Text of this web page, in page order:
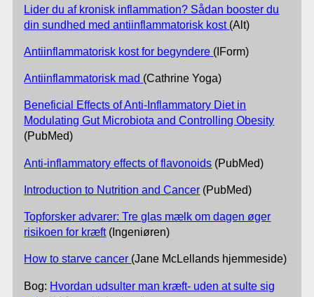
Lider du af kronisk inflammation? Sådan booster du
din sundhed med antiinflammatorisk kost (Alt)
Antiinflammatorisk kost for begyndere (IForm)
Antiinflammatorisk mad (Cathrine Yoga)
Beneficial Effects of Anti-Inflammatory Diet in
Modulating Gut Microbiota and Controlling Obesity
(PubMed)
Anti-inflammatory effects of flavonoids (PubMed)
Introduction to Nutrition and Cancer (PubMed)
Topforsker advarer: Tre glas mælk om dagen øger
risikoen for kræft(Ingeniøren)
How to starve cancer (Jane McLellands hjemmeside)
Bog: Hvordan udsulter man kræft- uden at sulte sig